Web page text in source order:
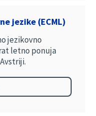
jezike (ECML)
jezikovno
letno ponuja